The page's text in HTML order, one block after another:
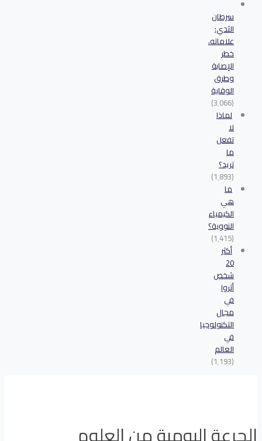
سرطان
الثدي:
علاماته،
خطر
الإصابة
وطرق
الوقاية
(3٬066)
لماذا
لا
تفعل
ما
تريد؟
(1٬893)
ما
هي
الكيمياء
النووية؟
(1٬415)
أكثر
20
شخص
أثروا
في
مجال
التكنولوجيا
في
العالم
(1٬193)